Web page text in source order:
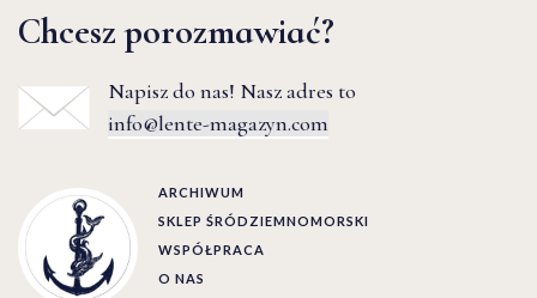
Chcesz porozmawiać?
Napisz do nas! Nasz adres to
info@lente-magazyn.com
ARCHIWUM
SKLEP ŚRÓDZIEMNOMORSKI
WSPÓŁPRACA
O NAS